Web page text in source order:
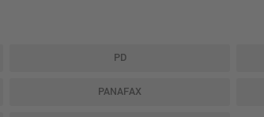
PD
PANAFAX